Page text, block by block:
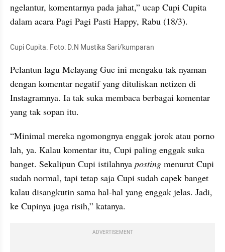
ngelantur, komentarnya pada jahat,” ucap Cupi Cupita
dalam acara Pagi Pagi Pasti Happy, Rabu (18/3).
Cupi Cupita. Foto: D.N Mustika Sari/kumparan
Pelantun lagu Melayang Gue ini mengaku tak nyaman
dengan komentar negatif yang dituliskan netizen di
Instagramnya. Ia tak suka membaca berbagai komentar
yang tak sopan itu.
“Minimal mereka ngomongnya enggak jorok atau porno
lah, ya. Kalau komentar itu, Cupi paling enggak suka
banget. Sekalipun Cupi istilahnya posting menurut Cupi
sudah normal, tapi tetap saja Cupi sudah capek banget
kalau disangkutin sama hal-hal yang enggak jelas. Jadi,
ke Cupinya juga risih,” katanya.
ADVERTISEMENT